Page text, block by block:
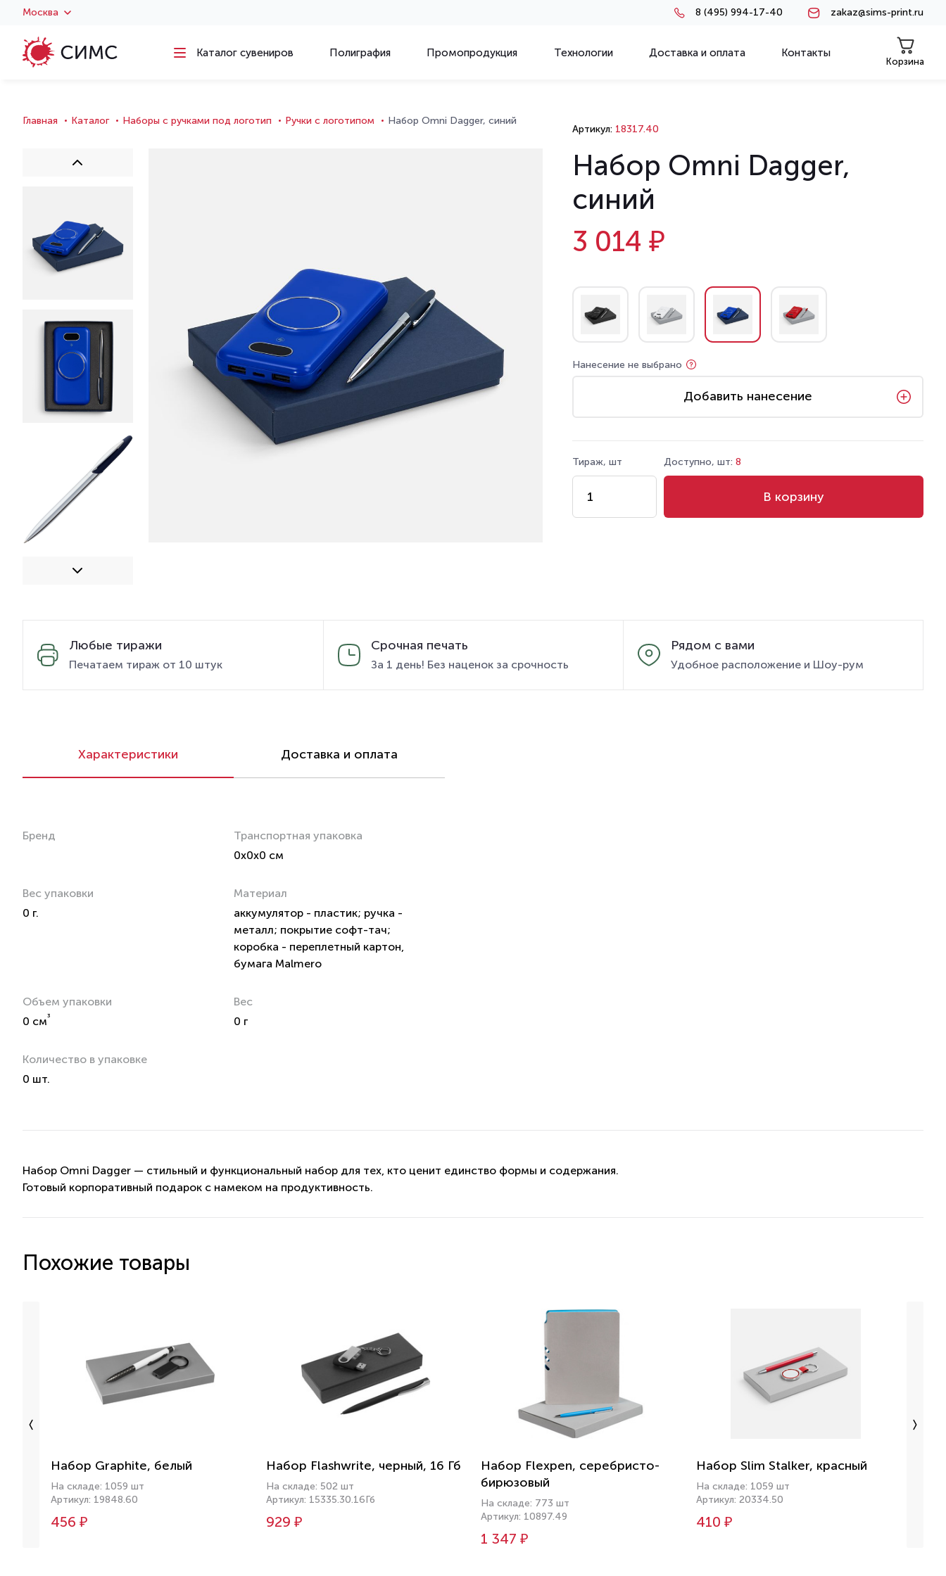
Москва 8 (495) 994-17-40 zakaz@sims-print.ru
Каталог сувениров Полиграфия Промопродукция Технологии Доставка и оплата Контакты
Корзина
Главная Каталог Наборы с ручками под логотип Ручки с логотипом Набор Omni Dagger, синий
Артикул:18317.40
Набор Omni Dagger,
синий
3 014 ₽
Нанесение не выбрано
Добавить нанесение
Тираж, шт Доступно, шт: 8
В корзину
Любые тиражи
Печатаем тираж от 10 штук
Срочная печать
За 1 день! Без наценок за срочность
Рядом с вами
Удобное расположение и Шоу-рум
Характеристики Доставка и оплата
Бренд
Транспортная упаковка
0x0x0 см
Вес упаковки
0 г.
Материал
аккумулятор - пластик; ручка -
металл; покрытие софт-тач;
коробка - переплетный картон,
бумага Malmero
Объем упаковки
0 см³
Вес
0 г
Количество в упаковке
0 шт.
Набор Omni Dagger — стильный и функциональный набор для тех, кто ценит единство формы и содержания.
Готовый корпоративный подарок с намеком на продуктивность.
Похожие товары
Набор Graphite, белый
На складе: 1059 шт
Артикул: 19848.60
456 ₽
Набор Flashwrite, черный, 16 Гб
На складе: 502 шт
Артикул: 15335.30.16Гб
929 ₽
Набор Flexpen, серебристо-
бирюзовый
На складе: 773 шт
Артикул: 10897.49
1 347 ₽
Набор Slim Stalker, красный
На складе: 1059 шт
Артикул: 20334.50
410 ₽